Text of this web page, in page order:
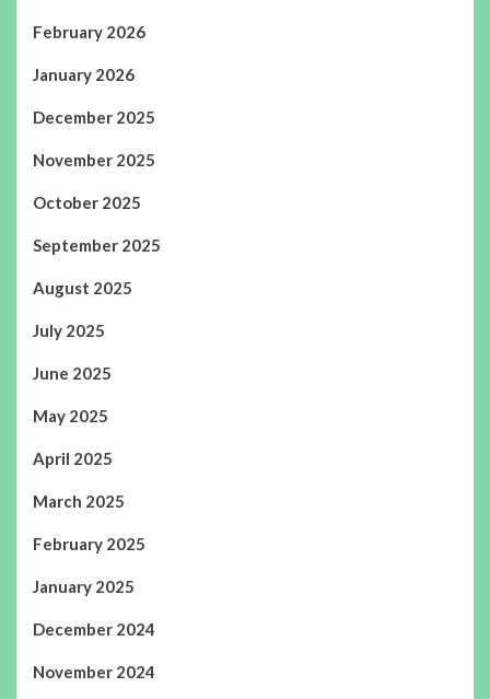
February 2026
January 2026
December 2025
November 2025
October 2025
September 2025
August 2025
July 2025
June 2025
May 2025
April 2025
March 2025
February 2025
January 2025
December 2024
November 2024